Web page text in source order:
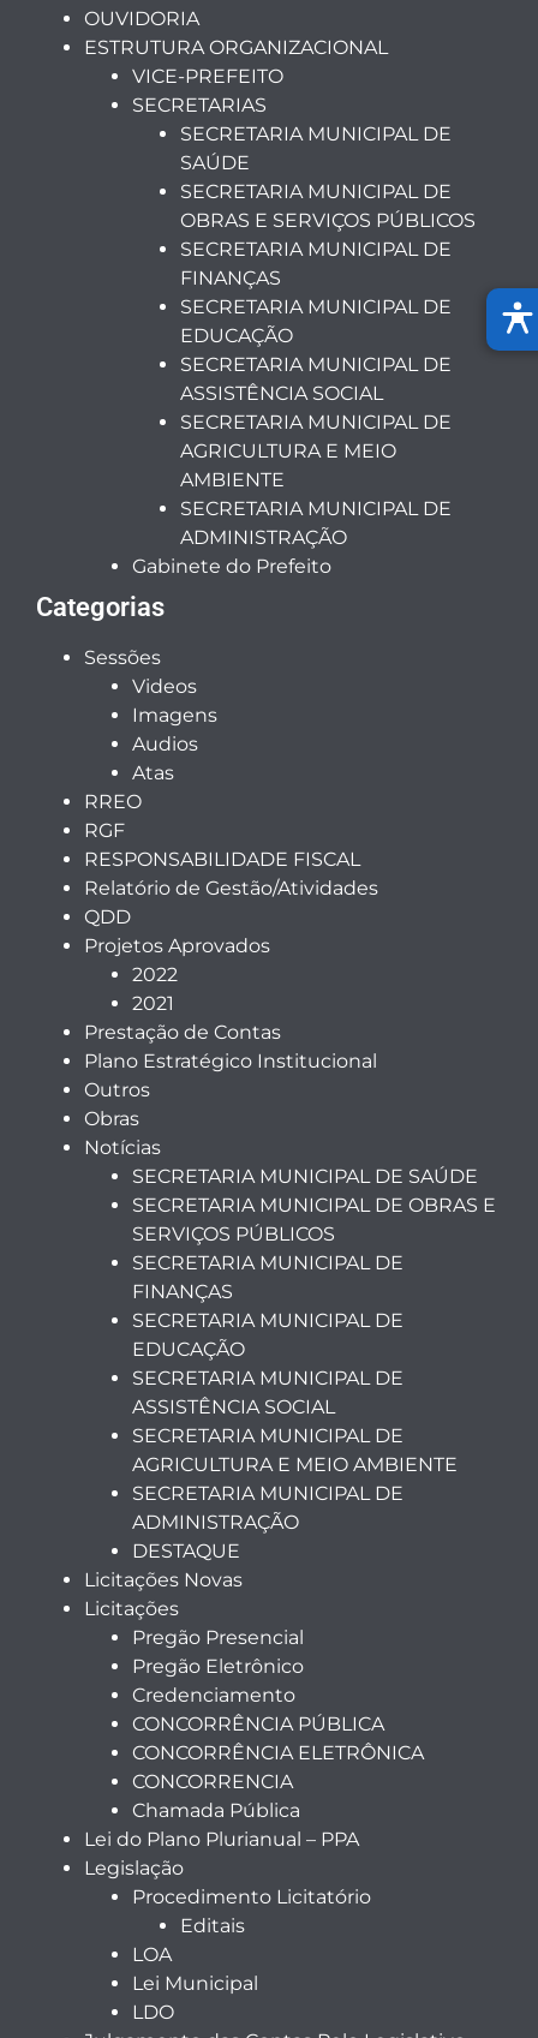
OUVIDORIA
ESTRUTURA ORGANIZACIONAL
VICE-PREFEITO
SECRETARIAS
SECRETARIA MUNICIPAL DE
SAÚDE
SECRETARIA MUNICIPAL DE
OBRAS E SERVIÇOS PÚBLICOS
SECRETARIA MUNICIPAL DE
FINANÇAS
SECRETARIA MUNICIPAL DE
EDUCAÇÃO
SECRETARIA MUNICIPAL DE
ASSISTÊNCIA SOCIAL
SECRETARIA MUNICIPAL DE
AGRICULTURA E MEIO
AMBIENTE
SECRETARIA MUNICIPAL DE
ADMINISTRAÇÃO
Gabinete do Prefeito
Categorias
Sessões
Videos
Imagens
Audios
Atas
RREO
RGF
RESPONSABILIDADE FISCAL
Relatório de Gestão/Atividades
QDD
Projetos Aprovados
2022
2021
Prestação de Contas
Plano Estratégico Institucional
Outros
Obras
Notícias
SECRETARIA MUNICIPAL DE SAÚDE
SECRETARIA MUNICIPAL DE OBRAS E
SERVIÇOS PÚBLICOS
SECRETARIA MUNICIPAL DE
FINANÇAS
SECRETARIA MUNICIPAL DE
EDUCAÇÃO
SECRETARIA MUNICIPAL DE
ASSISTÊNCIA SOCIAL
SECRETARIA MUNICIPAL DE
AGRICULTURA E MEIO AMBIENTE
SECRETARIA MUNICIPAL DE
ADMINISTRAÇÃO
DESTAQUE
Licitações Novas
Licitações
Pregão Presencial
Pregão Eletrônico
Credenciamento
CONCORRÊNCIA PÚBLICA
CONCORRÊNCIA ELETRÔNICA
CONCORRENCIA
Chamada Pública
Lei do Plano Plurianual – PPA
Legislação
Procedimento Licitatório
Editais
LOA
Lei Municipal
LDO